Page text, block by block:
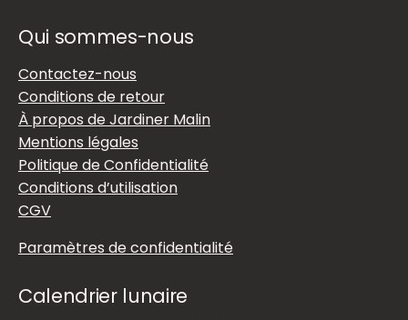
Qui sommes-nous
Contactez-nous
Conditions de retour
À propos de Jardiner Malin
Mentions légales
Politique de Confidentialité
Conditions d’utilisation
CGV
Paramètres de confidentialité
Calendrier lunaire